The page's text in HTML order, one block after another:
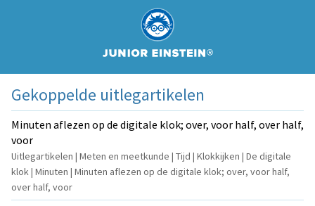
Gekoppelde uitlegartikelen
Minuten aflezen op de digitale klok; over, voor half, over half,
voor
Uitlegartikelen | Meten en meetkunde | Tijd | Klokkijken | De digitale
klok | Minuten | Minuten aflezen op de digitale klok; over, voor half,
over half, voor